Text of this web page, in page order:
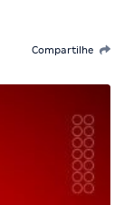
Compartilhe